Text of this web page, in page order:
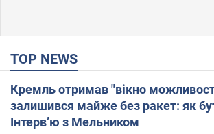
TOP NEWS
Кремль отримав "вікно
залишився майже без ракет: як
Інтерв’ю з Мельником